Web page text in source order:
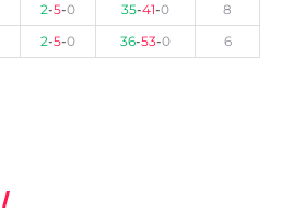
2-5-0 35-41-0
8
2-5-0 36-53-0 6